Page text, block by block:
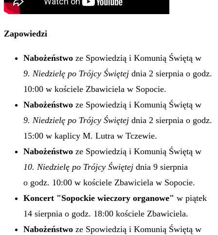
Zapowiedzi
Nabożeństwo ze Spowiedzią i Komunią Świętą w
9. Niedzielę po Trójcy Świętej dnia 2 sierpnia o godz.
10:00 w kościele Zbawiciela w Sopocie.
Nabożeństwo ze Spowiedzią i Komunią Świętą w
9. Niedzielę po Trójcy Świętej dnia 2 sierpnia o godz.
15:00 w kaplicy M. Lutra w Tczewie.
Nabożeństwo ze Spowiedzią i Komunią Świętą w
10. Niedzielę po Trójcy Świętej dnia 9 sierpnia
o godz. 10:00 w kościele Zbawiciela w Sopocie.
Koncert "Sopockie wieczory organowe" w piątek
14 sierpnia o godz. 18:00 kościele Zbawiciela.
Nabożeństwo ze Spowiedzią i Komunią Świętą w